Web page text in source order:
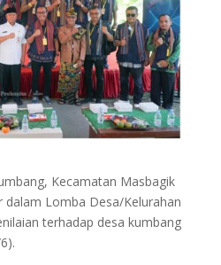
Kecamatan Masbagik
Lomba Desa/Kelurahan
terhadap desa kumbang